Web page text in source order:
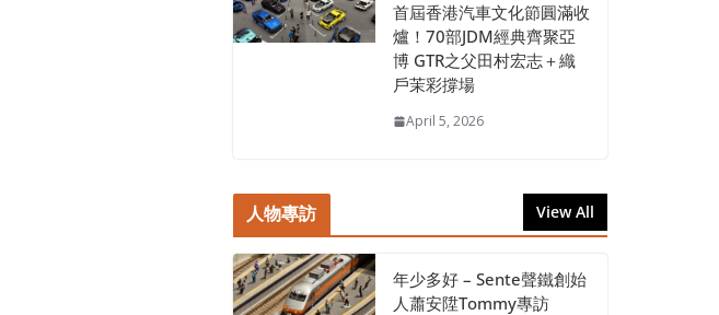
首屆香港汽車文化節圓滿收
爐！70部JDM經典齊聚亞
博 GTR之父田村宏志＋織
戶茉彩撐場
April 5, 2026
人物專訪 View All
年少多好 – Sente聲鐵創始
人蕭安陞Tommy專訪